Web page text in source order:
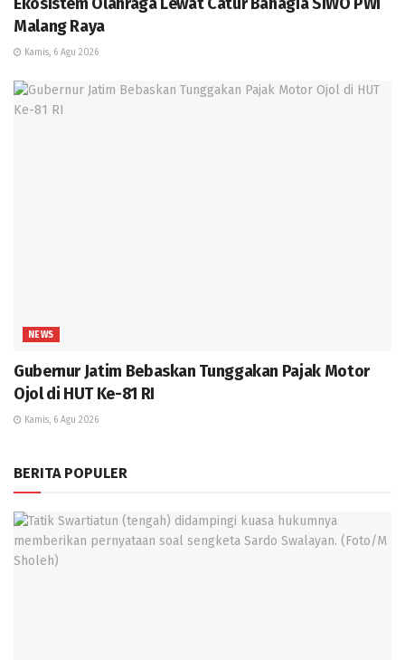
Malang Raya
Kamis, 6 Agu 2026
NEWS
Gubernur Jatim Bebaskan Tunggakan Pajak Motor
Ojol di HUT Ke-81 RI
Kamis, 6 Agu 2026
BERITA POPULER